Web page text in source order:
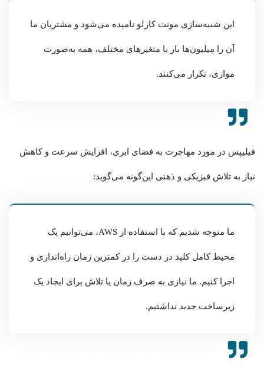
این شبیه‌سازی مونت کارلو نامیده می‌شود و مشتریان ما
آن را میلیون‌ها بار با متغیرهای مختلف، همه به‌صورت
موازی، تکرار می‌کنند.
فیلیپس در مورد مهاجرت به فضای ابری، افزایش سرعت و کاهش
نیاز به تلاش فیزیکی و ذهنی این‌گونه می‌گوید:
ما متوجه شدیم که با استفاده از AWS، می‌توانیم یک
محیط کامل کلید در دست را در کمترین زمان راه‌اندازی و
اجرا کنیم. ما نیازی به صرف زمان یا تلاش برای ایجاد یک
زیرساخت جدید نداشتیم.